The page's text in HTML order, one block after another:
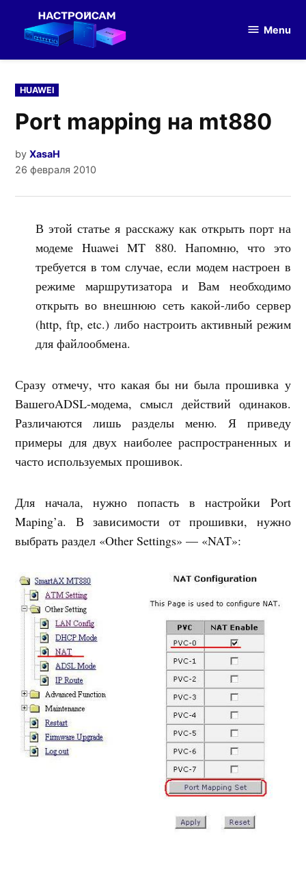
оборудования
Menu
POSTED
IN
HUAWEI
Port mapping на mt880
by XasaH
26 февраля 2010
В этой статье я расскажу как открыть порт на
модеме Huawei MT 880. Напомню, что это
требуется в том случае, если модем настроен в
режиме маршрутизатора и Вам необходимо
открыть во внешнюю сеть какой-либо сервер
(http, ftp, etc.) либо настроить активный режим
для файлообмена.
Сразу отмечу, что какая бы ни была прошивка у
ВашегоADSL-модема, смысл действий одинаков.
Различаются лишь разделы меню. Я приведу
примеры для двух наиболее распространенных и
часто используемых прошивок.
Для начала, нужно попасть в настройки Port
Maping’а. В зависимости от прошивки, нужно
выбрать раздел «Other Settings» — «NAT»: